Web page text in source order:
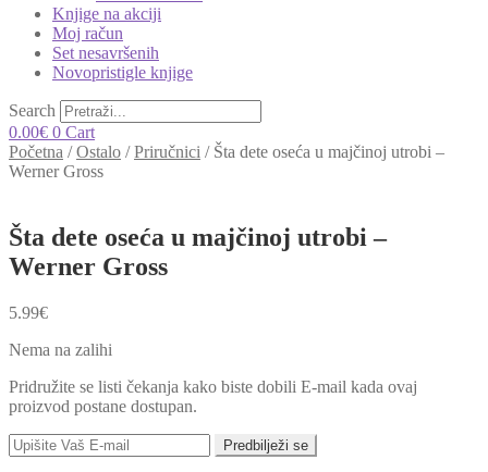
Knjige na akciji
Moj račun
Set nesavršenih
Novopristigle knjige
Search
0.00€ 0 Cart
Početna /Ostalo /Priručnici / Šta dete oseća u majčinoj utrobi –
Werner Gross
Šta dete oseća u majčinoj utrobi –
Werner Gross
5.99€
Nema na zalihi
Pridružite se listi čekanja kako biste dobili E-mail kada ovaj
proizvod postane dostupan.
Predbilježi se